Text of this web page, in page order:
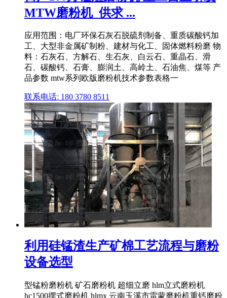
MTW磨粉机_供求 ...
应用范围：电厂环保石灰石脱硫剂制备、重质碳酸钙加
工、大型非金属矿制粉、建材与化工、固体燃料粉磨 物
料：石灰石、方解石、生石灰、白云石、重晶石、滑
石、碳酸钙、石膏、膨润土、高岭土、石油焦、煤等 产
品参数 mtw系列欧版磨粉机技术参数表格一
联系电话: 180 3780 8511
利用硅锰渣生产矿棉工艺流程与磨粉
设备选型
型锰粉磨粉机 矿石磨粉机 超细立磨 hlm立式磨粉机
hc1500摆式磨粉机 hlmx 云南玉溪市雷蒙磨粉机重钙磨粉